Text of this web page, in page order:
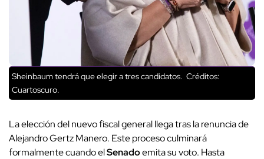
Sheinbaum tendrá que elegir a tres candidatos. Créditos:
Cuartoscuro.
La elección del nuevo fiscal general llega tras la renuncia de
Alejandro Gertz Manero. Este proceso culminará
formalmente cuando elSenadoemita su voto. Hasta